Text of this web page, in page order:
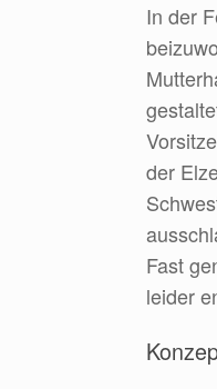
In der
der
Fast
leider